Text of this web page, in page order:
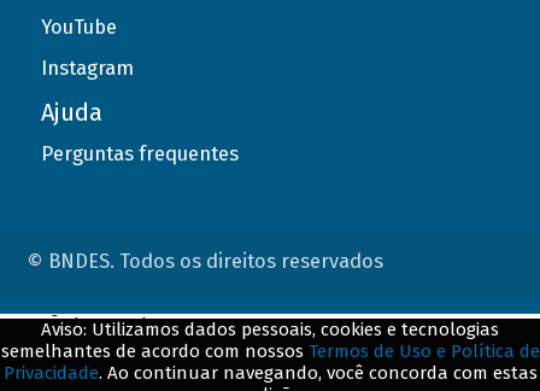
YouTube
Instagram
Ajuda
Perguntas frequentes
© BNDES. Todos os direitos reservados
Aviso: Utilizamos dados pessoais, cookies e tecnologias
semelhantes de acordo com nossos Termos de Uso e Política de
Privacidade. Ao continuar navegando, você concorda com estas
ConteÃºdo complementar
${title}${badge}